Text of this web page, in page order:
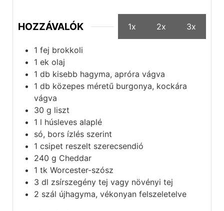
HOZZÁVALÓK 1x 2x 3x
1 fej brokkoli
1 ek olaj
1 db kisebb hagyma, apróra vágva
1 db közepes méretű burgonya, kockára
vágva
30 g liszt
1 l húsleves alaplé
só, bors ízlés szerint
1 csipet reszelt szerecsendió
240 g Cheddar
1 tk Worcester-szósz
3 dl zsírszegény tej vagy növényi tej
2 szál újhagyma, vékonyan felszeletelve